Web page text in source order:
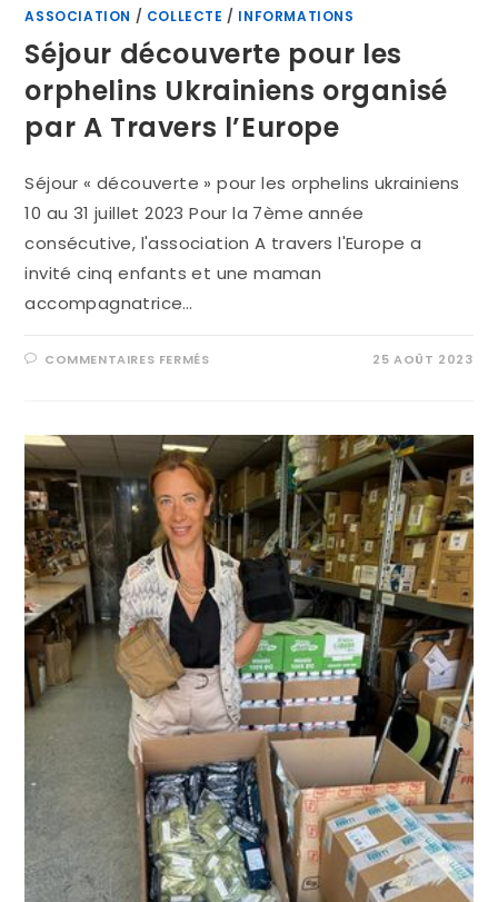
ASSOCIATION / COLLECTE / INFORMATIONS
Séjour découverte pour les
orphelins Ukrainiens organisé
par A Travers l’Europe
Séjour « découverte » pour les orphelins ukrainiens
10 au 31 juillet 2023 Pour la 7ème année
consécutive, l'association A travers l'Europe a
invité cinq enfants et une maman
accompagnatrice…
COMMENTAIRES FERMÉS 25 AOÛT 2023